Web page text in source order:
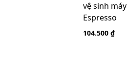
vệ sinh máy
Espresso
104.500 ₫